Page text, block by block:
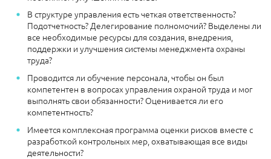
В структуре управления есть четкая ответственность?
Подотчетность? Делегирование полномочий? Выделены ли
все необходимые ресурсы для создания, внедрения,
поддержки и улучшения системы менеджмента охраны
труда?
Проводится ли обучение персонала, чтобы он был
компетентен в вопросах управления охраной труда и мог
выполнять свои обязанности? Оценивается ли его
компетентность?
Имеется комплексная программа оценки рисков вместе с
разработкой контрольных мер, охватывающая все виды
деятельности?